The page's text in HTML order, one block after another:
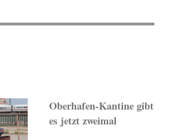
Oberhafen-Kantine gibt
es jetzt zweimal